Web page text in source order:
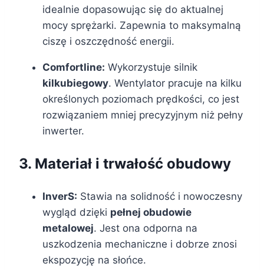
idealnie dopasowując się do aktualnej
mocy sprężarki. Zapewnia to maksymalną
ciszę i oszczędność energii.
Comfortline: Wykorzystuje silnik
kilkubiegowy. Wentylator pracuje na kilku
określonych poziomach prędkości, co jest
rozwiązaniem mniej precyzyjnym niż pełny
inwerter.
3. Materiał i trwałość obudowy
InverS: Stawia na solidność i nowoczesny
wygląd dzięki pełnej obudowie
metalowej. Jest ona odporna na
uszkodzenia mechaniczne i dobrze znosi
ekspozycję na słońce.